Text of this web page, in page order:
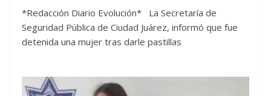
*Redacción Diario Evolución* La Secretaría de
Seguridad Pública de Ciudad Juárez, informó que fue
detenida una mujer tras darle pastillas